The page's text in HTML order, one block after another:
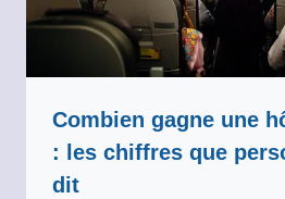
Combien gagne une
: les chiffres que
dit